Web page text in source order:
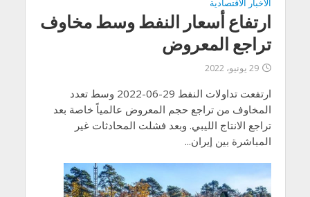
الاخبار الاقتصادية
ارتفاع أسعار النفط وسط مخاوف
تراجع المعروض
29 يونيو، 2022
ارتفعت تداولات النفط 29-06-2022 وسط تعدد
المخاوف من تراجع حجم المعروض عالمياً خاصة بعد
تراجع الانتاج الليبي. وبعد فشلت المحادثات غير
المباشرة بين إيران...